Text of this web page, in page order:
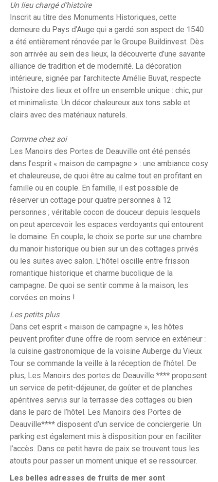
Un lieu chargé d’histoire
Inscrit au titre des Monuments Historiques, cette
demeure du Pays d’Auge qui a gardé son aspect de 1540
a été entièrement rénovée par le Groupe Buildinvest. Dès
son arrivée au sein des lieux, la découverte d’une savante
alliance de tradition et de modernité. La décoration
intérieure, signée par l’architecte Amélie Buvat, respecte
l’histoire des lieux et offre un ensemble unique : chic, pur
et minimaliste. Un décor chaleureux aux tons sable et
clairs avec des matériaux naturels.
Comme chez soi
Les Manoirs des Portes de Deauville ont été pensés
dans l’esprit « maison de campagne » : une ambiance cosy
et chaleureuse, de quoi être au calme tout en profitant en
famille ou en couple. En famille, il est possible de
réserver un cottage pour quatre personnes à 12
personnes ; véritable cocon de douceur depuis lesquels
on peut apercevoir les espaces verdoyants qui entourent
le domaine. En couple, le choix se porte sur une chambre
du manoir historique ou bien sur un des cottages privés
ou les suites avec salon. L’hôtel oscille entre frisson
romantique historique et charme bucolique de la
campagne. De quoi se sentir comme à la maison, les
corvées en moins !
Les petits plus
Dans cet esprit « maison de campagne », les hôtes
peuvent profiter d’une offre de room service en extérieur :
la cuisine gastronomique de la voisine Auberge du Vieux
Tour se commande la veille à la réception de l’hôtel. De
plus, Les Manoirs des portes de Deauville **** proposent
un service de petit-déjeuner, de goûter et de planches
apéritives servis sur la terrasse des cottages ou bien
dans le parc de l’hôtel. Les Manoirs des Portes de
Deauville**** disposent d’un service de conciergerie. Un
parking est également mis à disposition pour en faciliter
l’accès. Dans ce petit havre de paix se trouvent tous les
atouts pour passer un moment unique et se ressourcer.
Les belles adresses de fruits de mer sont